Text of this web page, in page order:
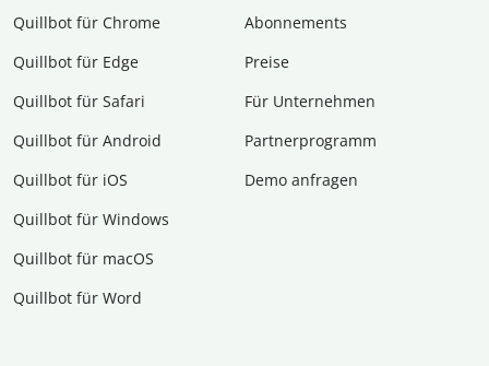
Quillbot für Chrome
Quillbot für Edge
Quillbot für Safari
Quillbot für Android
Quillbot für iOS
Quillbot für Windows
Quillbot für macOS
Quillbot für Word
Abon­ne­ments
Preise
Für Unternehmen
Partnerprogramm
Demo anfragen